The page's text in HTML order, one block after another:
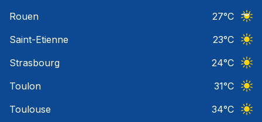
Rouen
27°C
Saint-Etienne
23°C
Strasbourg
24°C
Toulon
31°C
Toulouse
34°C